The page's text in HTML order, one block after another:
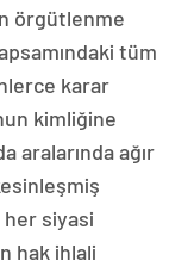
örgütlenme
tüm
karar
kimliğine
aralarında ağır
siyasi
hak ihlali